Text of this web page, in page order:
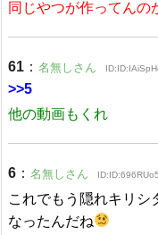
同じやつが作ってんの
61 ： 名無しさん
>>5
他の動画もくれ
6 ： 名無しさん
これでもう隠れキリシ
なったんだね